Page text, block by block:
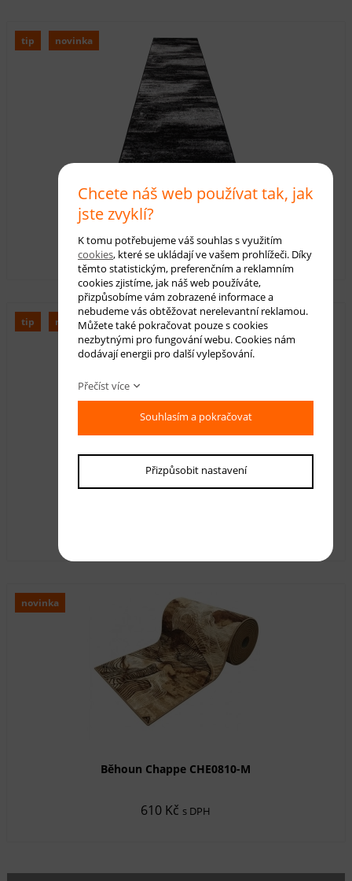
tip novinka
Běhoun Chappe CH3470-M
360 Kč s DPH
tip novinka
Kusový koberec Carine CS0090
novinka
Běhoun Chappe CHE0810-M
610 Kč s DPH
Chcete náš web používat tak, jak
jste zvyklí?
K tomu potřebujeme váš souhlas s využitím
cookies, které se ukládají ve vašem prohlížeči. Díky
těmto statistickým, preferenčním a reklamním
cookies zjistíme, jak náš web používáte,
přizpůsobíme vám zobrazené informace a
nebudeme vás obtěžovat nerelevantní reklamou.
Můžete také pokračovat pouze s cookies
nezbytnými pro fungování webu. Cookies nám
dodávají energii pro další vylepšování.
Přečíst více
Souhlasím a pokračovat
Přizpůsobit nastavení